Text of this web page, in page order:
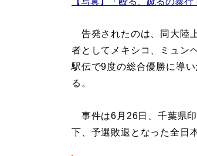
告発されたのは、同大陸
者としてメキシコ、ミュン
駅伝で9度の総合優勝に導
る。
事件は6月26日、千葉県
下、予選敗退となった全日